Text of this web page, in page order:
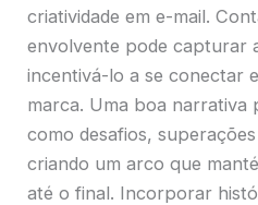
criatividade em e-mail.
envolvente pode capturar
incentivá-lo a se conectar
marca. Uma boa narrativa
como desafios,
criando um arco que
até o final. Incorporar